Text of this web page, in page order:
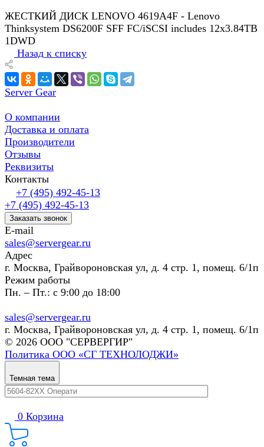
ЖЕСТКИЙ ДИСК LENOVO 4619A4F - Lenovo
Thinksystem DS6200F SFF FC/iSCSI includes 12x3.84TB
1DWD
Назад к списку
Server Gear
О компании
Доставка и оплата
Производители
Отзывы
Реквизиты
Контакты
+7 (495) 492-45-13
+7 (495) 492-45-13
Заказать звонок
E-mail
sales@servergear.ru
Адрес
г. Москва, Грайвороновская ул, д. 4 стр. 1, помещ. 6/1п
Режим работы
Пн. – Пт.: с 9:00 до 18:00
sales@servergear.ru
г. Москва, Грайвороновская ул, д. 4 стр. 1, помещ. 6/1п
© 2026 ООО "СЕРВЕРГИР"
Политика ООО «СГ ТЕХНОЛОДЖИ»
Темная тема
0 Корзина